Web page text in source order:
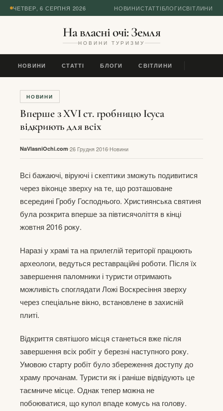
ЧЕТВЕР, 6 СЕРПНЯ 2026 НОВИНИСТАТТІБЛОГИСВІТЛИНИ
На власні очі: Земля
НОВИНИ ТУРИЗМУ
НОВИНИ СТАТТІ БЛОГИ СВІТЛИНИ
НОВИНИ
Вперше з XVI ст. гробницю Ісуса
відкриють для всіх
NaVlasniOchi.com 26 Грудня 2016 Новини
Всі бажаючі, віруючі і скептики зможуть подивитися
через віконце зверху на те, що розташоване
всередині Гробу Господнього. Християнська святиня
була розкрита вперше за півтисячоліття в кінці
жовтня 2016 року.
Наразі у храмі та на прилеглій території працюють
археологи, ведуться реставраційні роботи. Після їх
завершення паломники і туристи отримають
можливість споглядати Ложі Воскресіння зверху
через спеціальне вікно, встановлене в захисній
плиті.
Відкриття святішого місця станеться вже після
завершення всіх робіт у березні наступного року.
Умовою старту робіт було збереження доступу до
храму прочанам. Туристи як і раніше відвідують це
таємниче місце. Однак тепер можна не
побоюватися, що купол впаде комусь на голову.